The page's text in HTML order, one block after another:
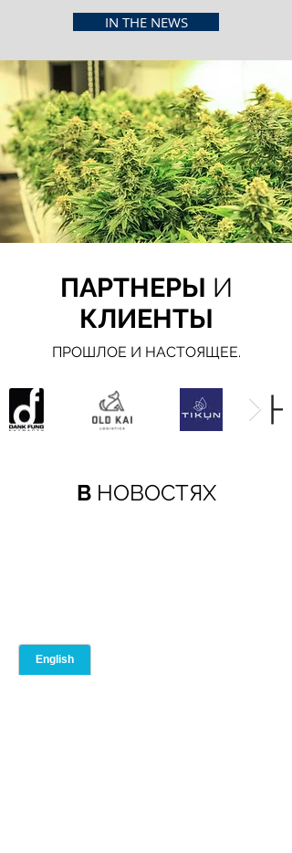
IN THE NEWS
ПАРТНЕРЫ И
КЛИЕНТЫ
ПРОШЛОЕ И НАСТОЯЩЕЕ.
ВНОВОСТЯХ